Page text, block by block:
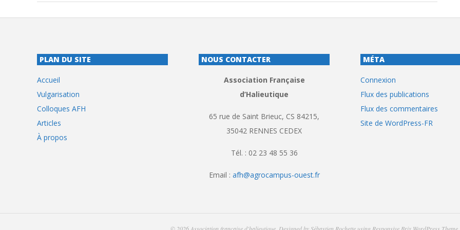
PLAN DU SITE
Accueil
Vulgarisation
Colloques AFH
Articles
À propos
NOUS CONTACTER
Association Française
d’Halieutique
65 rue de Saint Brieuc, CS 84215,
35042 RENNES CEDEX
Tél. : 02 23 48 55 36
Email : afh@agrocampus-ouest.fr
MÉTA
Connexion
Flux des publications
Flux des commentaires
Site de WordPress-FR